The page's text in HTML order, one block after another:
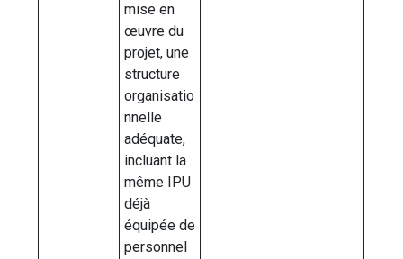
mise en
œuvre du
projet, une
structure
organisatio
nnelle
adéquate,
incluant la
même IPU
déjà
équipée de
personnel